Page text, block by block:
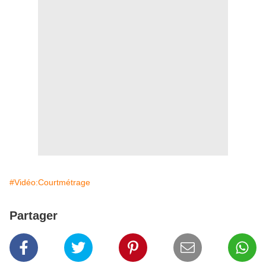
#Vidéo:Courtmétrage
Partager